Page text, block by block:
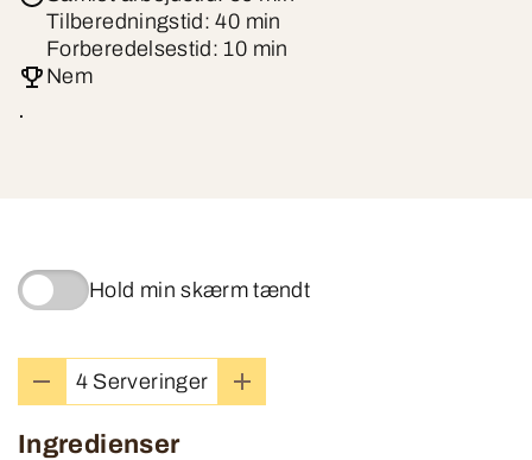
Tilberedningstid: 40 min
Forberedelsestid: 10 min
Nem
.
Hold min skærm tændt
4 Serveringer
Ingredienser